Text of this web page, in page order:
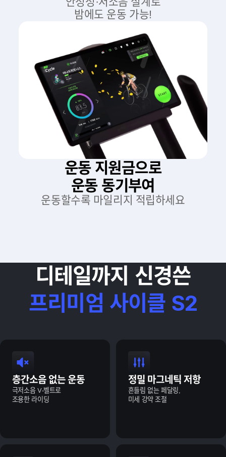
밤에도 운동 가능!
운동 지원금으로
운동 동기부여
운동할수록 마일리지 적립하세요
디테일까지 신경쓴
프리미엄 사이클 S2
층간소음 없는 운동
극저소음 V-벨트로
조용한 라이딩
정밀 마그네틱 저항
흔들림 없는 페달링,
미세 강약 조절